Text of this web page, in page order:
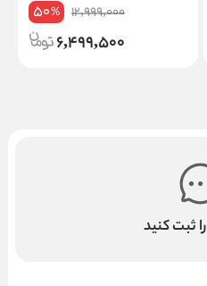
12,999,000
50%
6,499,500
ثبت کنید